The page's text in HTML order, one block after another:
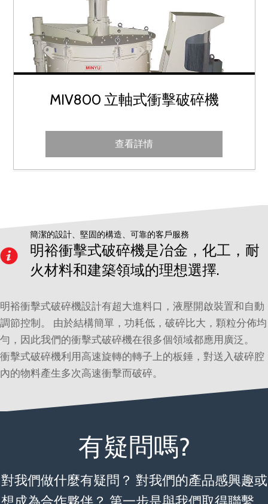
MIV800 立軸式衝擊破碎機
查看詳情
簡潔的設計、堅固的構造、可靠的客戶服務
明裕衝擊式破碎機是冶金，化工，耐
火材料和建築領域的理想選擇.
明裕衝擊式破碎機設計有超大進料口，液壓開啟裝置和自動
調節控制。 由於結構簡單，功耗低，破碎比大，顆粒分佈均
勻，因此我們的衝擊式破碎機在很多個領域都應用廣泛。
衝擊式破碎機利用高速旋轉的轉子上的板錘，對送入破碎腔
內的物料產生多次高速衝擊而破碎。
有疑問嗎?
對我們做什麼有疑問？ 對我們的產品感興趣或